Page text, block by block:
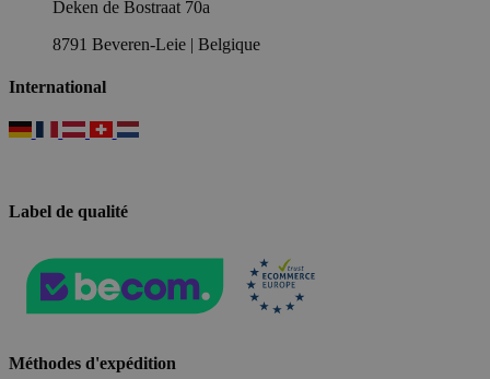
Deken de Bostraat 70a
8791 Beveren-Leie | Belgique
International
Label de qualité
Méthodes d'expédition